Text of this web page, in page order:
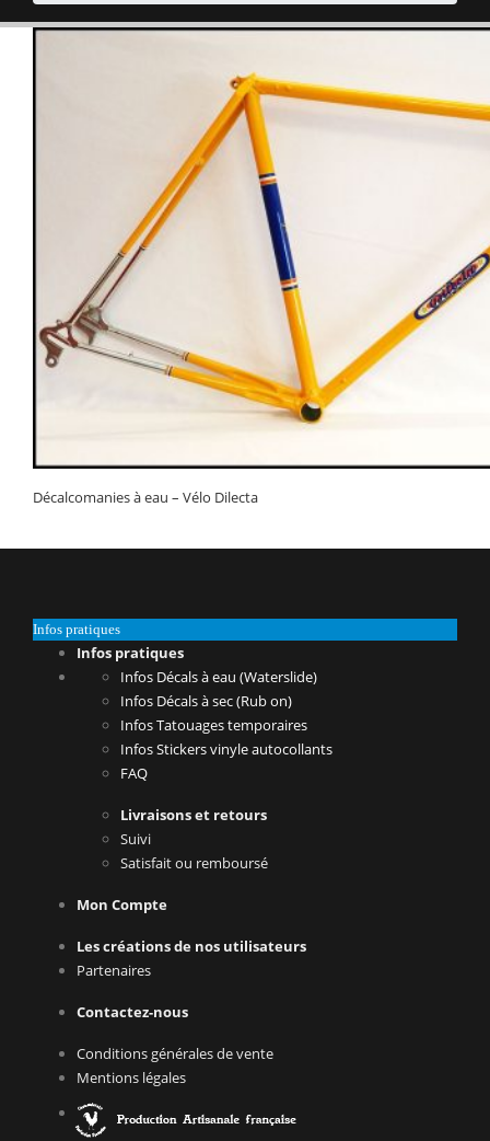
Décalcomanies à eau – Vélo Dilecta
Infos pratiques
Infos pratiques
Infos Décals à eau (Waterslide)
Infos Décals à sec (Rub on)
Infos Tatouages temporaires
Infos Stickers vinyle autocollants
FAQ
Livraisons et retours
Suivi
Satisfait ou remboursé
Mon Compte
Les créations de nos utilisateurs
Partenaires
Contactez-nous
Conditions générales de vente
Mentions légales